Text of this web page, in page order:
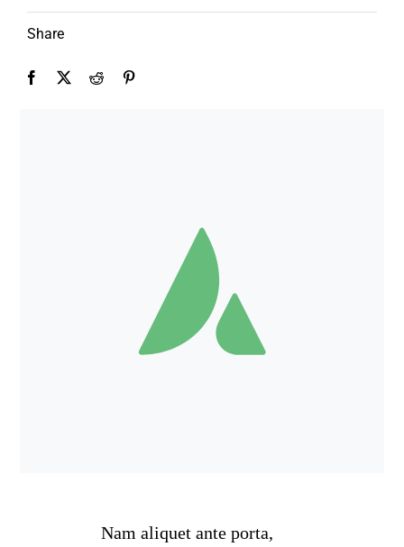
Share
Nam aliquet ante porta,